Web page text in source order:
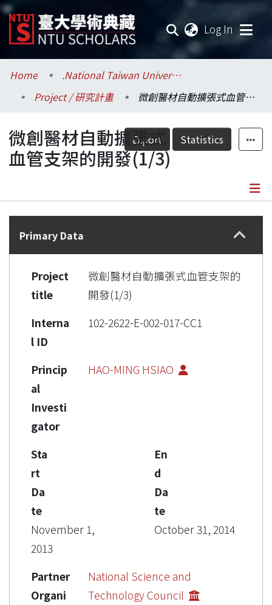
Log In
Communities & Collections
Research Outputs
Fundings & Projects
Researchers
Statistics
Home
.National Taiwan University / 國立臺灣大學
Project / 研究計畫
微創醫材自動擴張式血管支架的開發(1/3)
Export Statistics
微創醫材自動擴張式
血管支架的開發(1/3)
Details
Primary Data
Project
title
微創醫材自動擴張式血管支架的
開發(1/3)
Interna
l ID
102-2622-E-002-017-CC1
Princip
al
Investi
gator
HAO-MING HSIAO
Sta
rt
Da
te
November 1,
2013
En
d
Da
te
October 31, 2014
Partner
Organi
National Science and
Technology Council